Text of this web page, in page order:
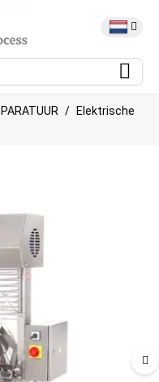
Elektrische